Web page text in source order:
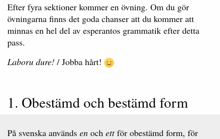
Efter fyra sektioner kommer en övning. Om du gör
övningarna finns det goda chanser att du kommer att
minnas en hel del av esperantos grammatik efter detta
pass.
Laboru dure! / Jobba hårt!
1. Obestämd och bestämd form
På svenska används en och ettför obestämd form, för